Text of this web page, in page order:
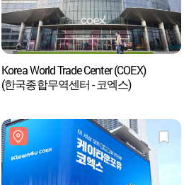
Korea World Trade Center (COEX)
(한국종합무역센터 - 코엑스)